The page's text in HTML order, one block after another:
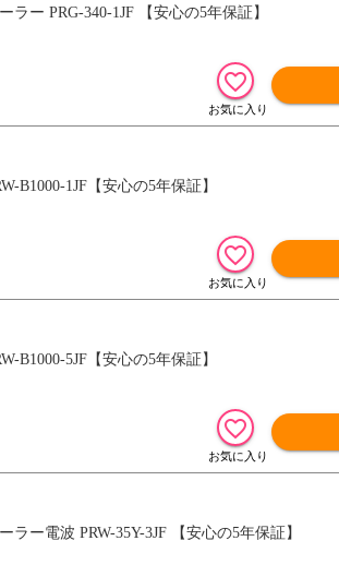
ー PRG-340-1JF 【安心の5年保証】
B1000-1JF【安心の5年保証】
B1000-5JF【安心の5年保証】
ー電波 PRW-35Y-3JF 【安心の5年保証】